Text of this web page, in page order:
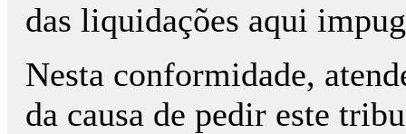
das liquidações aqui
Nesta conformidade,
da causa de pedir este